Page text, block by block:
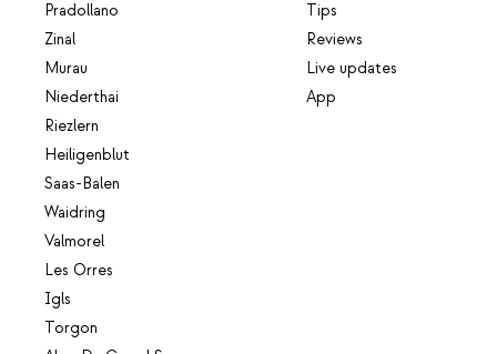
Pradollano
Zinal
Murau
Niederthai
Riezlern
Heiligenblut
Saas-Balen
Waidring
Valmorel
Les Orres
Igls
Torgon
Tips
Reviews
Live updates
App